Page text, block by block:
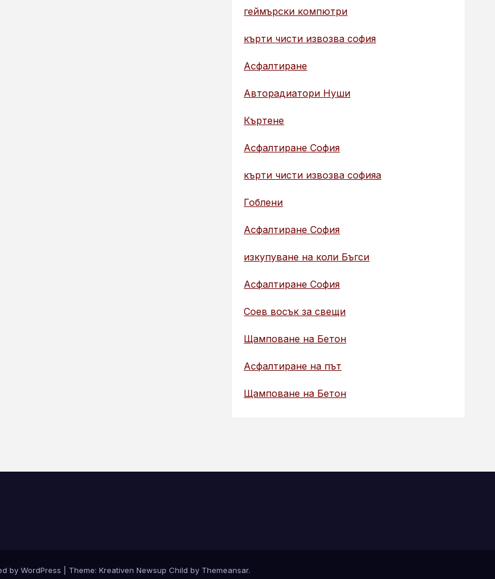
геймърски компютри
кърти чисти извозва софия
Асфалтиране
Авторадиатори Нуши
Къртене
Асфалтиране София
кърти чисти извозва софияа
Гоблени
Асфалтиране София
изкупуване на коли Бъгси
Асфалтиране София
Соев восък за свещи
Щамповане на Бетон
Асфалтиране на път
Щамповане на Бетон
by WordPress Theme: Kreativen Newsup Child by Themeansar.